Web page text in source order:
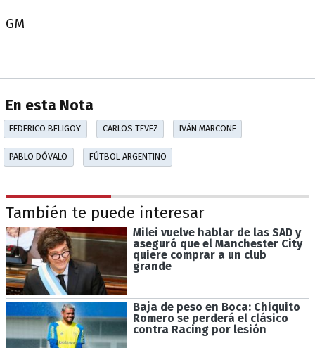
GM
En esta Nota
FEDERICO BELIGOY CARLOS TEVEZ IVÁN MARCONE
PABLO DÓVALO FÚTBOL ARGENTINO
También te puede interesar
Milei vuelve hablar de las SAD y
aseguró que el Manchester City
quiere comprar a un club
grande
Baja de peso en Boca: Chiquito
Romero se perderá el clásico
contra Racing por lesión